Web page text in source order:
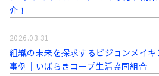
介！
組織の未来を探求するビジョンメイ
事例│いばらきコープ生活協同組合
2026.03.31